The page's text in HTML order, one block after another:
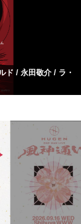
ド / 永田敬介 / ラ・